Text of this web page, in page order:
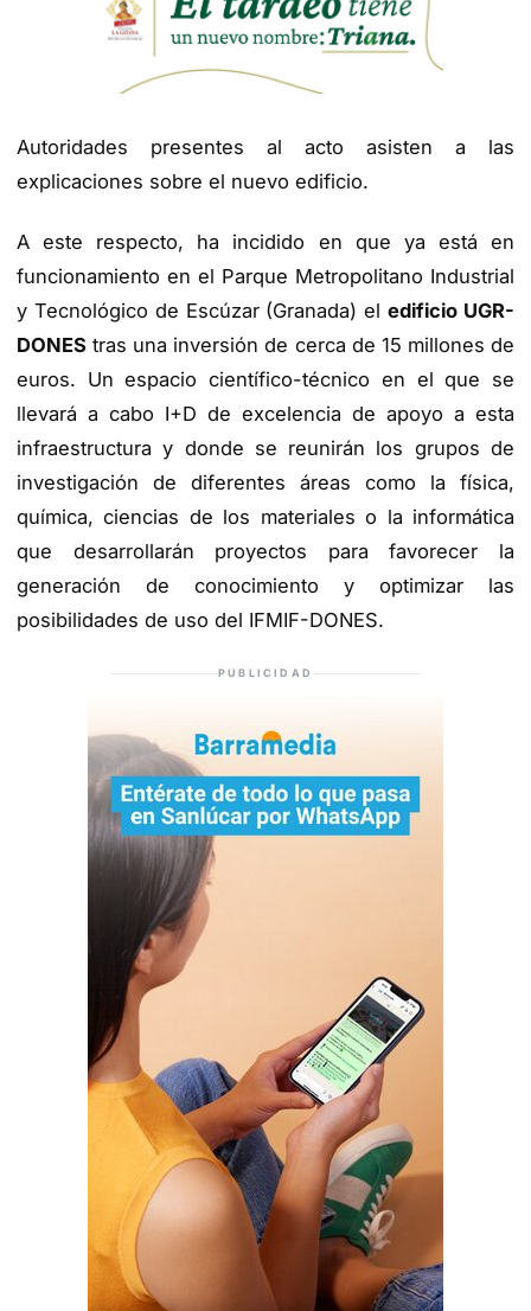
Autoridades presentes al acto asisten a las
explicaciones sobre el nuevo edificio.
A este respecto, ha incidido en que ya está en
funcionamiento en el Parque Metropolitano Industrial
y Tecnológico de Escúzar (Granada) eledificio UGR-
DONES tras una inversión de cerca de 15 millones de
euros. Un espacio científico-técnico en el que se
llevará a cabo I+D de excelencia de apoyo a esta
infraestructura y donde se reunirán los grupos de
investigación de diferentes áreas como la física,
química, ciencias de los materiales o la informática
que desarrollarán proyectos para favorecer la
generación de conocimiento y optimizar las
posibilidades de uso del IFMIF-DONES.
PUBLICIDAD